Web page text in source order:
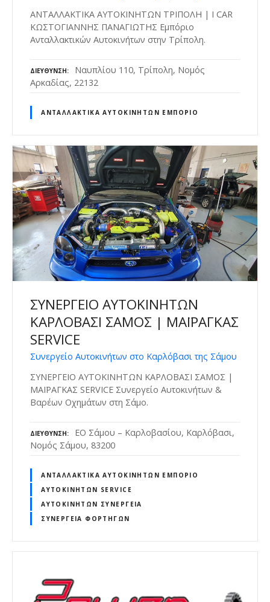
ΑΝΤΑΛΛΑΚΤΙΚΑ ΑΥΤΟΚΙΝΗΤΩΝ ΤΡΙΠΟΛΗ | I CAR
ΚΩΣΤΟΓΙΑΝΝΗΣ ΠΑΝΑΓΙΩΤΗΣ Εμπόριο
Ανταλλακτικών Αυτοκινήτων στην Τρίπολη.
ΔΙΕΎΘΥΝΣΗ
Ναυπλίου 110, Τρίπολη, Νομός
Αρκαδίας, 22132
ΑΝΤΑΛΛΑΚΤΙΚΆ ΑΥΤΟΚΙΝΉΤΩΝ ΕΜΠΌΡΙΟ
ΣΥΝΕΡΓΕΙΟ ΑΥΤΟΚΙΝΗΤΩΝ
ΚΑΡΛΟΒΑΣΙ ΣΑΜΟΣ | ΜΑΪΡΑΓΚΑΣ
SERVICE
Συνεργείο Αυτοκινήτων στο Καρλόβασι της Σάμου
ΣΥΝΕΡΓΕΙΟ ΑΥΤΟΚΙΝΗΤΩΝ ΚΑΡΛΟΒΑΣΙ ΣΑΜΟΣ |
ΜΑΪΡΑΓΚΑΣ SERVICE Συνεργείο Αυτοκινήτων &
Βαρέων Οχημάτων στη Σάμο.
ΔΙΕΎΘΥΝΣΗ
ΕΟ Σάμου – Καρλοβασίου, Καρλόβασι,
Νομός Σάμου, 83200
ΑΝΤΑΛΛΑΚΤΙΚΆ ΑΥΤΟΚΙΝΉΤΩΝ ΕΜΠΌΡΙΟ
ΑΥΤΟΚΙΝΉΤΩΝ SERVICE
ΑΥΤΟΚΙΝΉΤΩΝ ΣΥΝΕΡΓΕΊΑ
ΣΥΝΕΡΓΕΊΑ ΦΟΡΤΗΓΏΝ